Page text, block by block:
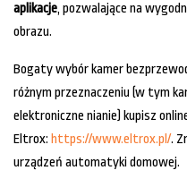
aplikacje, pozwalające na
obrazu.
Bogaty wybór kamer
różnym przeznaczeniu (w tym
elektroniczne nianie) kupisz
Eltrox: https://www.eltrox.pl/.
urządzeń automatyki domowej.